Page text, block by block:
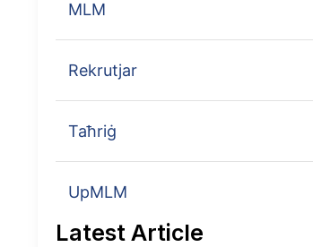
MLM
Rekrutjar
Taħriġ
UpMLM
Latest Article